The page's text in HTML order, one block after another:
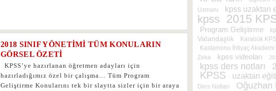
2018 SINIF YÖNETİMİ TÜM KONULARIN
GÖRSEL ÖZETİ
KPSS’ye hazırlanan öğretmen adayları için
hazırladığımız özel bir çalışma… Tüm Program
Geliştirme Konularını tek bir slaytta sizler için bir araya
Uzmanı
kpss uzaktan
kpss 2015
Program Geliştirme
Vatandaşlık
Karabük
Kastamonu İhtiyaç Akademi
Zeka
kpss videoları
kpss ders notları
KPSS uzaktan
Ders Notları
Oğuzhan